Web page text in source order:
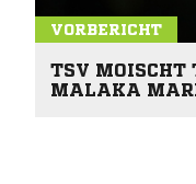
VORBERICHT
TSV MOISCHT
MALAKA